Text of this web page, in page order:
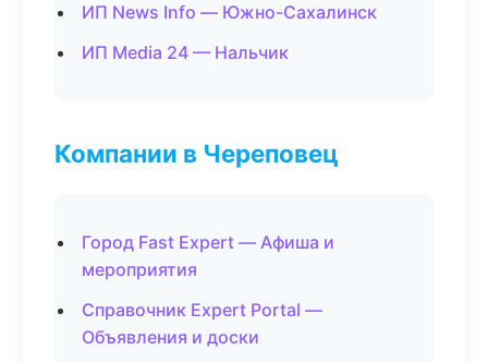
ИП News Info — Южно-Сахалинск
ИП Media 24 — Нальчик
Компании в Череповец
Город Fast Expert — Афиша и
мероприятия
Справочник Expert Portal —
Объявления и доски